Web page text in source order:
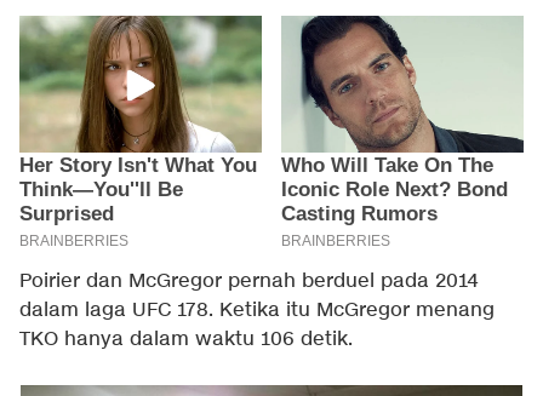
Poirier dan McGregor pernah berduel pada 2014
dalam laga UFC 178. Ketika itu McGregor menang
TKO hanya dalam waktu 106 detik.